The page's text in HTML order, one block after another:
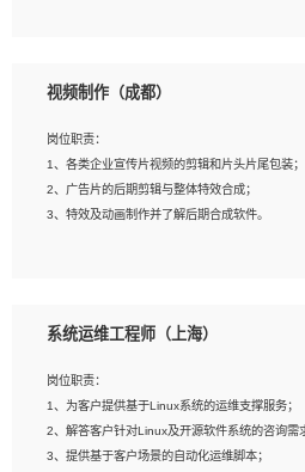
上；
3、想象力丰富, 有一定的艺术审美深度；
4、有良好的场景特效搭建功底；
5、熟悉 3Ds Max 或者 Maya；
6、有良好的沟通能力和团队合作意识；
视频制作（成都）
岗位职责：
1、各类企业宣传片视频的剪辑和片头片尾包装；
2、广告片的后期剪辑与整体特效合成；
3、特效及动画制作并了解后期合成软件。
2、熟练使用After Effect、Photo Shop、熟练掌
4、在剪辑上会思考，有一定编导思维；
5、踏实， 勤奋，愿意在工作中不断学习，提高
6、能与同事友好相处。
系统运维工程师（上海）
岗位职责：
1、为客户提供基于Linux系统的运维支撑服务；
2、解答客户针对Linux及开源软件系统的咨询需
3、提供基于客户场景的自动化运维脚本；